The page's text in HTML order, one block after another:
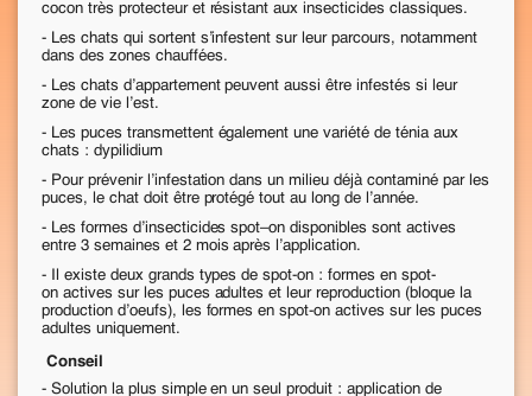
cocon très protecteur et résistant aux insecticides classiques.
- Les chats qui sortent s’infestent sur leur parcours, notamment
dans des zones chauffées.
- Les chats d’appartement peuvent aussi être infestés si leur
zone de vie l’est.
- Les puces transmettent également une variété de ténia aux
chats : dypilidium
- Pour prévenir l’infestation dans un milieu déjà contaminé par les
puces, le chat doit être protégé tout au long de l’année.
- Les formes d’insecticides spot–on disponibles sont actives
entre 3 semaines et 2 mois après l’application.
- Il existe deux grands types de spot-on : formes en spot-
on actives sur les puces adultes et leur reproduction (bloque la
production d’oeufs), les formes en spot-on actives sur les puces
adultes uniquement.
Conseil
- Solution la plus simple en un seul produit : application de